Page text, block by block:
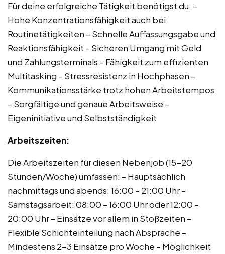
Für deine erfolgreiche Tätigkeit benötigst du: –
Hohe Konzentrationsfähigkeit auch bei
Routinetätigkeiten – Schnelle Auffassungsgabe und
Reaktionsfähigkeit – Sicheren Umgang mit Geld
und Zahlungsterminals – Fähigkeit zum effizienten
Multitasking – Stressresistenz in Hochphasen –
Kommunikationsstärke trotz hohen Arbeitstempos
– Sorgfältige und genaue Arbeitsweise –
Eigeninitiative und Selbstständigkeit
Arbeitszeiten:
Die Arbeitszeiten für diesen Nebenjob (15-20
Stunden/Woche) umfassen: – Hauptsächlich
nachmittags und abends: 16:00 – 21:00 Uhr –
Samstagsarbeit: 08:00 – 16:00 Uhr oder 12:00 –
20:00 Uhr – Einsätze vor allem in Stoßzeiten –
Flexible Schichteinteilung nach Absprache –
Mindestens 2-3 Einsätze pro Woche – Möglichkeit